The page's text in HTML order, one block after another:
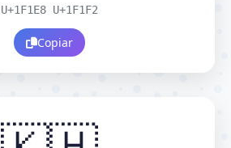
U+1F1E8 U+1F1F2
Copiar